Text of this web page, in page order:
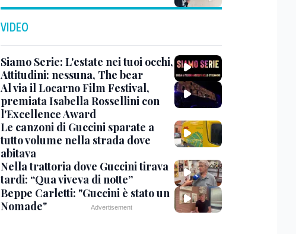
VIDEO
Siamo Serie: L'estate nei tuoi occhi,
Attitudini: nessuna, The bear
Al via il Locarno Film Festival,
premiata Isabella Rossellini con
l'Excellence Award
Le canzoni di Guccini sparate a
tutto volume nella strada dove
abitava
Nella trattoria dove Guccini tirava
tardi: “Qua viveva di notte”
Beppe Carletti: "Guccini è stato un
Nomade"